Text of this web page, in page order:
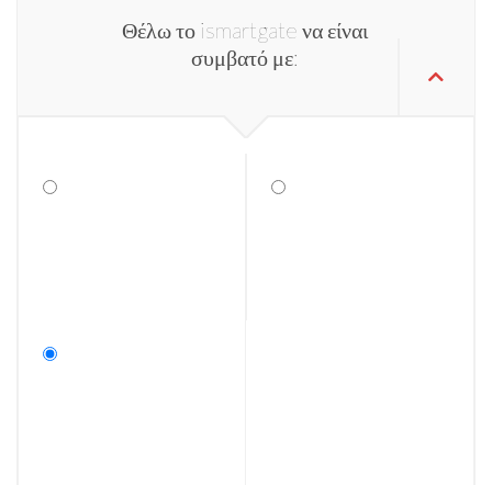
Θέλω το ismartgate να είναι
συμβατό με: